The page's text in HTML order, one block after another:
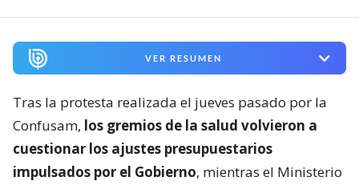
VER RESUMEN
Tras la protesta realizada el jueves pasado por la
Confusam, los gremios de la salud volvieron a
cuestionar los ajustes presupuestarios
impulsados por el Gobierno, mientras el Ministerio